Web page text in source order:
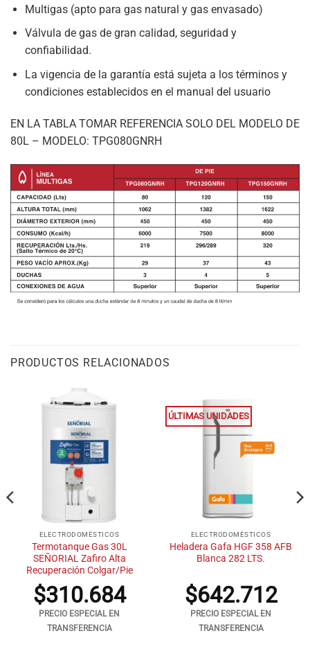
Multigas (apto para gas natural y gas envasado)
Válvula de gas de gran calidad, seguridad y
confiabilidad.
La vigencia de la garantía está sujeta a los términos y
condiciones establecidos en el manual del usuario
EN LA TABLA TOMAR REFERENCIA SOLO DEL MODELO DE
80L – MODELO: TPG080GNRH
PRODUCTOS RELACIONADOS
ELECTRODOMÉSTICOS
Termotanque Gas 30L
SEÑORIAL Zafiro Alta
Recuperación Colgar/Pie
$310.684
PRECIO ESPECIAL EN
TRANSFERENCIA
ÚLTIMAS UNIDADES
ELECTRODOMÉSTICOS
Heladera Gafa HGF 358 AFB
Blanca 282 LTS.
$642.712
PRECIO ESPECIAL EN
TRANSFERENCIA